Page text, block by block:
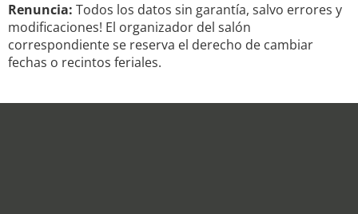
Renuncia: Todos los datos sin garantía, salvo errores y
modificaciones! El organizador del salón
correspondiente se reserva el derecho de cambiar
fechas o recintos feriales.